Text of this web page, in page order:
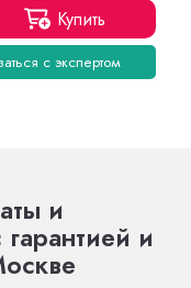
Купить
с экспертом
и
и